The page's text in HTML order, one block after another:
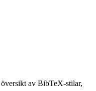
av BibTeX-stilar,